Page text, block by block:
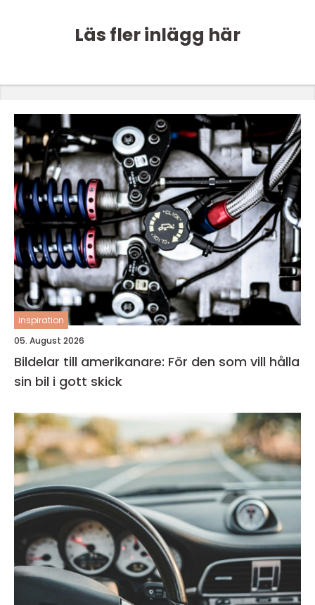
Läs fler inlägg här
inspiration
05. August 2026
Bildelar till amerikanare: För den som vill hålla
sin bil i gott skick